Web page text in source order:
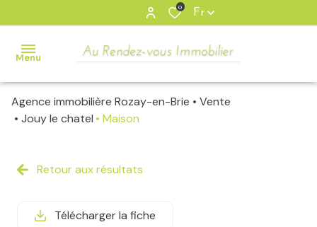
0
Fr
Menu
accueil
Nos
Appartements
Agence immobilière Rozay-en-Brie
Vente
Jouy le chatel
Maison
Retour aux résultats
Télécharger la fiche